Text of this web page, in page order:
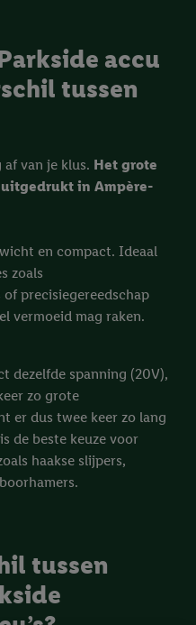
accu
tussen
van je klus. Het grote
in Ampère-
en compact. Ideaal
zoals
precisiegereedschap
vermoeid mag raken.
dezelfde spanning (20V),
zo grote
er dus twee keer zo lang
de beste keuze voor
haakse slijpers,
tussen